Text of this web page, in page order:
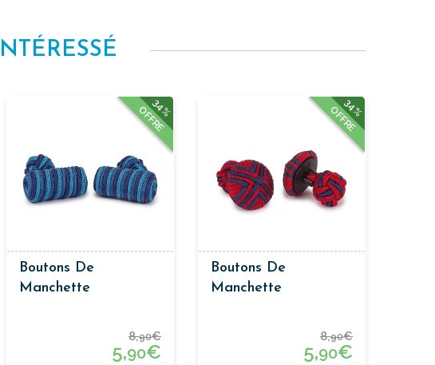
34%
OFFRE
Boutons De
Manchette
8,90€
5,90€
34%
OFFRE
Boutons De
Manchette
Forme Bouton Rouge
8,90€
5,90€